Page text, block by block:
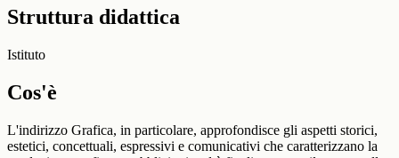
Struttura didattica
Istituto
Cos'è
L'indirizzo Grafica, in particolare, approfondisce gli aspetti storici,
estetici, concettuali, espressivi e comunicativi che caratterizzano la